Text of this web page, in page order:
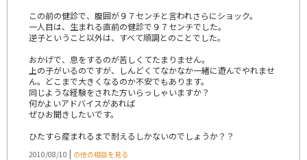
この前の健診で、腹囲が９７センチと言われさらにショック。
一人目は、生まれる直前の健診で９７センチでした。
逆子ということ以外は、すべて順調とのことでした。
おかげで、息をするのが苦しくてたまりません。
上の子がいるのですが、しんどくてなかなか一緒に遊んでやれませ
ん。どこまで大きくなるのか不安でもあります。
同じような経験をされた方いらっしゃいますか？
何かよいアドバイスがあれば
ぜひお聞きしたいです。
ひたすら産まれるまで耐えるしかないのでしょうか？？
2010/08/10 | の他の相談を見る